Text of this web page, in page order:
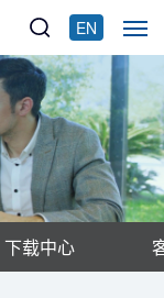
EN
下载中心